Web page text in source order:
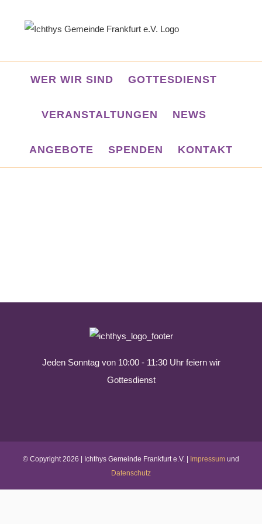
WER WIR SIND GOTTESDIENST
VERANSTALTUNGEN NEWS
ANGEBOTE SPENDEN KONTAKT
Jeden Sonntag von 10:00 - 11:30 Uhr feiern wir
Gottesdienst
© Copyright2026 | Ichthys Gemeinde Frankfurt e.V. | Impressum und
Datenschutz